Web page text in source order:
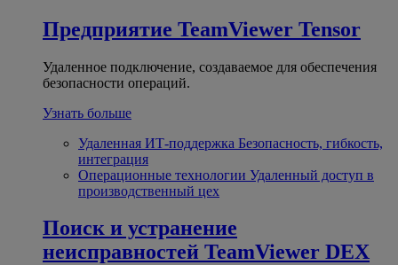
Предприятие TeamViewer Tensor
Удаленное подключение, создаваемое для обеспечения
безопасности операций.
Узнать больше
Удаленная ИТ-поддержка Безопасность, гибкость,
интеграция
Операционные технологии Удаленный доступ в
производственный цех
Поиск и устранение
неисправностей TeamViewer DEX